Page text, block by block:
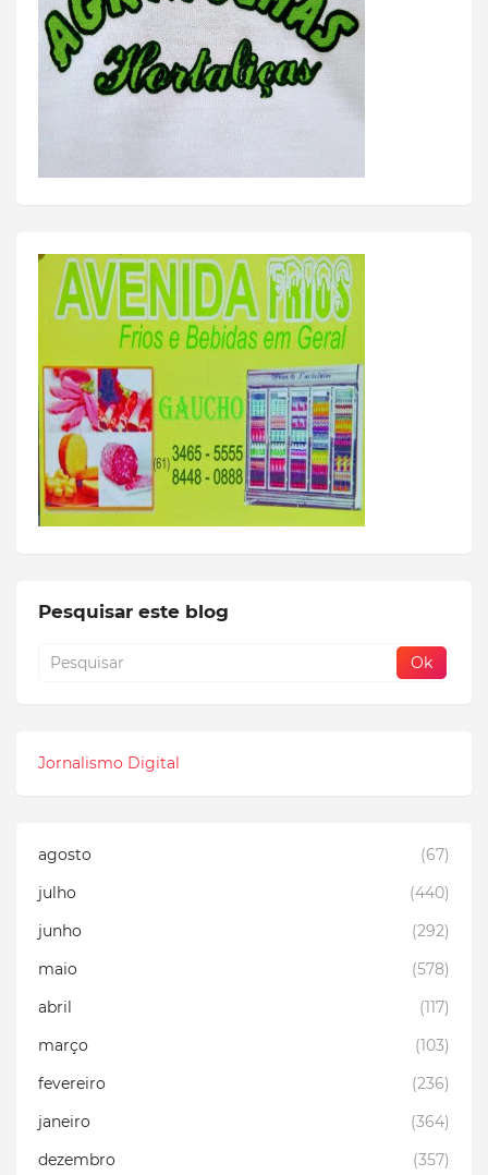
Pesquisar este blog
Jornalismo Digital
agosto
(67)
julho
(440)
junho
(292)
maio
(578)
abril
(117)
março
(103)
fevereiro
(236)
janeiro
(364)
dezembro
(357)